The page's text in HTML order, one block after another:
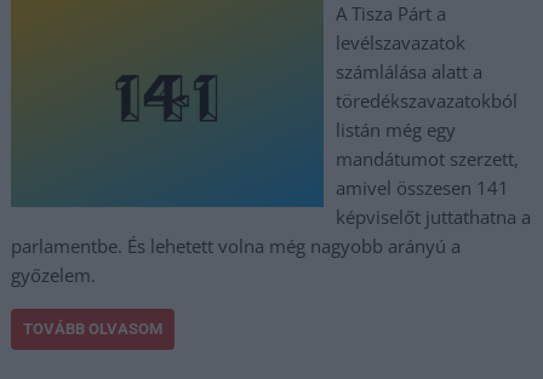
A Tisza Párt a
levélszavazatok
számlálása alatt a
töredékszavazatokból
listán még egy
mandátumot szerzett,
amivel összesen 141
képviselőt juttathatna a
parlamentbe. És lehetett volna még nagyobb arányú a
győzelem.
TOVÁBB OLVASOM